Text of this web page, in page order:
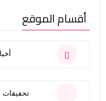
أقسام الموقع
تحقيقات